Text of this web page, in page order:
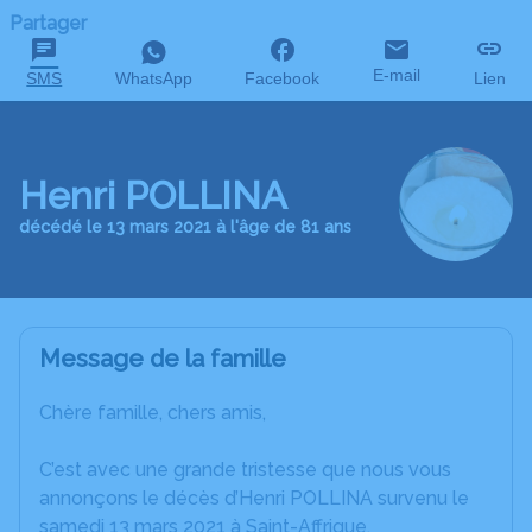
Partager
SMS WhatsApp Facebook E-mail Lien
Henri POLLINA
décédé le 13 mars 2021 à l'âge de 81 ans
Message de la famille
Chère famille, chers amis,
C’est avec une grande tristesse que nous vous
annonçons le décès d’Henri POLLINA survenu le
samedi 13 mars 2021 à Saint-Affrique.